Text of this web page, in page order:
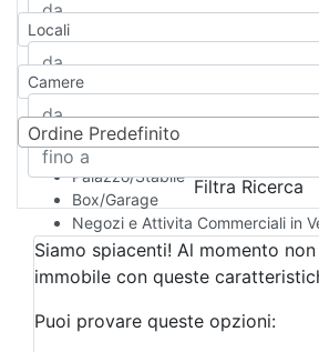
Attico/Mansarda
Rustico/Casale
Camera d'Albergo
Multiproprietà
Palazzo/Stabile
Box/Garage
Negozi e Attivita Commerciali in
Qualsiasi
Attività/Licenza Commerciale
Azienda Agricola
Bar/Ristorante
Locali
Camere
Ordine Predefinito
Filtra Ricerca
Siamo spiacenti! Al momento
immobile con queste
Puoi provare queste opzioni: